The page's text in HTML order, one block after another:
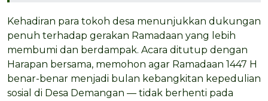
Kehadiran para tokoh desa menunjukkan dukungan
penuh terhadap gerakan Ramadaan yang lebih
membumi dan berdampak. Acara ditutup dengan
Harapan bersama, memohon agar Ramadaan 1447 H
benar-benar menjadi bulan kebangkitan kepedulian
sosial di Desa Demangan — tidak berhenti pada